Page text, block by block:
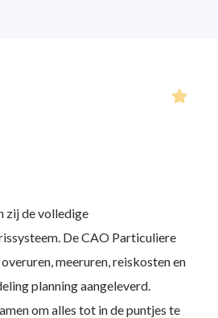
zij de volledige
De CAO Particuliere
meeruren, reiskosten en
planning aangeleverd.
om alles tot in de puntjes te